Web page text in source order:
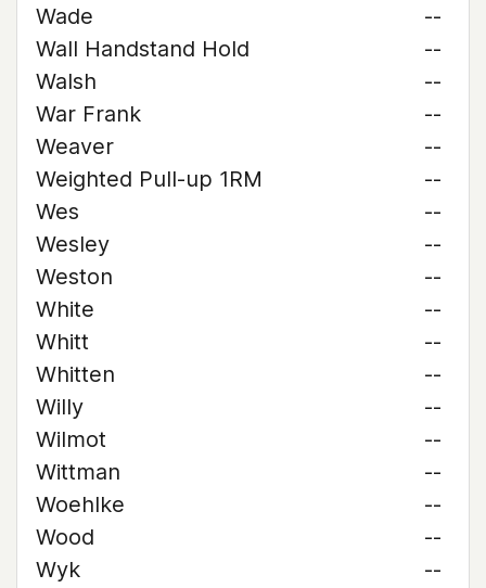
Wade
--
Wall Handstand Hold
--
Walsh
--
War Frank
--
Weaver
--
Weighted Pull-up 1RM
--
Wes
--
Wesley
--
Weston
--
White
--
Whitt
--
Whitten
--
Willy
--
Wilmot
--
Wittman
--
Woehlke
--
Wood
--
Wyk
--